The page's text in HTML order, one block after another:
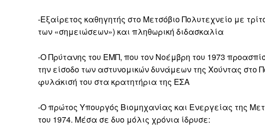
-Εξαίρετος καθηγητής στο Μετσόβιο Πολυτεχνείο με
των «σημειώσεων») και πληθωρική διδασκαλία
-Ο Πρύτανης του ΕΜΠ, που τον Νοέμβρη του 1973
την είσοδο των αστυνομικών δυνάμεων της Χούντας
φυλάκισή του στα κρατητήρια της ΕΣΑ
-Ο πρώτος Υπουργός Βιομηχανίας και Ενεργείας της
του 1974. Μέσα σε δυο μόλις χρόνια ίδρυσε: